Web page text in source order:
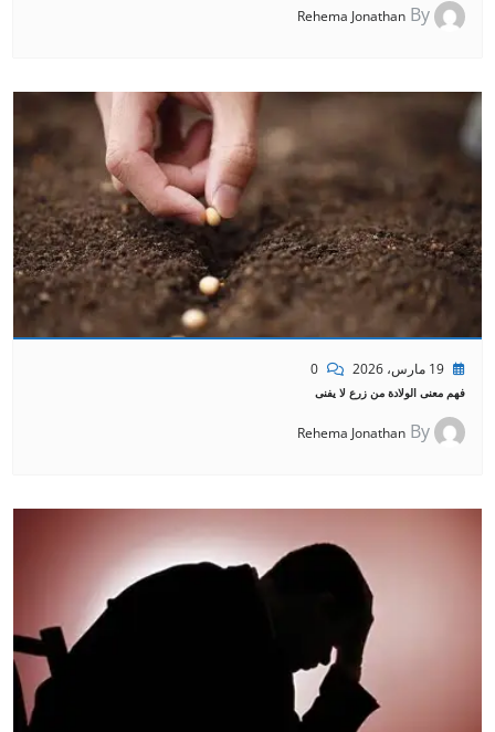
By
Rehema Jonathan
19 مارس، 2026 0
فهم معنى الولادة من زرع لا يفنى
By
Rehema Jonathan